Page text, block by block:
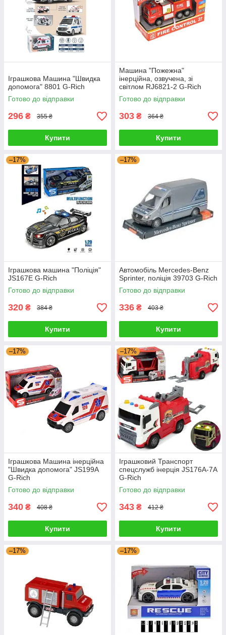
Іграшкова Машина "Швидка
допомога" 8801 G-Rich
Готово до відправки
296 ₴ 355 ₴
Купити
Машина "Пожежна"
інерційна, озвучена, зі
світлом RJ6821-2 G-Rich
Готово до відправки
303 ₴ 364 ₴
Купити
–17%
Іграшкова машина "Поліція"
JS167E G-Rich
Готово до відправки
320 ₴ 384 ₴
Купити
–17%
Автомобіль Mercedes-Benz
Sprinter, поліція 39703 G-Rich
Готово до відправки
336 ₴ 403 ₴
Купити
–17%
Іграшкова Машина інерційна
"Швидка допомога" JS199A
G-Rich
Готово до відправки
340 ₴ 408 ₴
Купити
–17%
Іграшковий Транспорт
спецслужб інерція JS176A-7A
G-Rich
Готово до відправки
343 ₴ 412 ₴
Купити
–17% –17%